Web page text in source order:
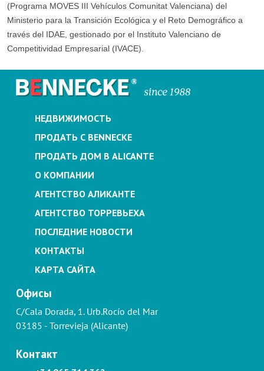
(Programa MOVES III Vehículos Comunitat Valenciana) del
Ministerio para la Transición Ecológica y el Reto Demográfico a
través del IDAE, gestionado por el Instituto Valenciano de
Competitividad Empresarial (IVACE).
НЕДВИЖИМОСТЬ
ПРОДАТЬ С BENNECKE
ПРОДАТЬ ДОМ В ALICANTE
О КОМПАНИИ
АГЕНТСТВО АЛИКАНТЕ
АГЕНТСТВО ТОРРЕВЬЕХА
ПОСЛЕДНИЕ НОВОСТИ
КОНТАКТЫ
КАРТА САЙТА
Офисы
C/Cala Dorada, 1. Urb.Rocío del Mar
03185 - Torrevieja (Alicante)
Контакт